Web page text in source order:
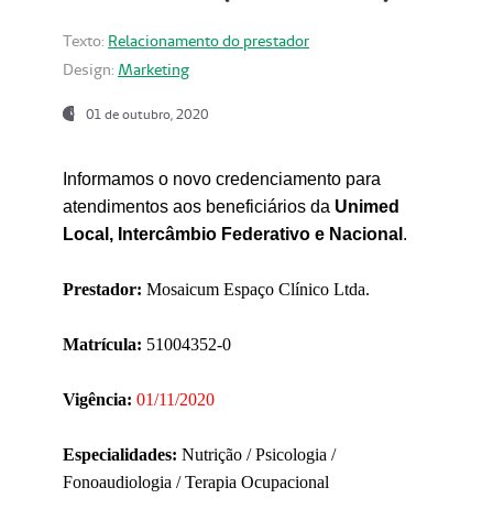
Texto: Relacionamento do prestador
Design: Marketing
01 de outubro, 2020
Informamos o novo credenciamento para
atendimentos aos beneficiários da Unimed
Local, Intercâmbio Federativo e Nacional .
Prestador: Mosaicum Espaço Clínico Ltda.
Matrícula: 51004352-0
Vigência: 01/11/2020
Especialidades: Nutrição / Psicologia /
Fonoaudiologia / Terapia Ocupacional